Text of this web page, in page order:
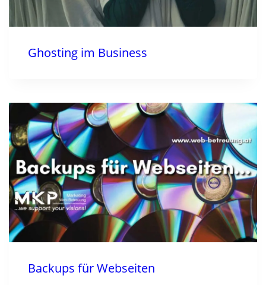
Ghosting im Business
Backups für Webseiten